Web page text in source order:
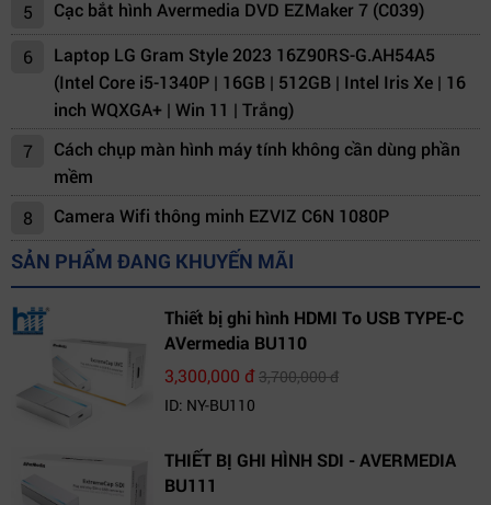
5
Cạc bắt hình Avermedia DVD EZMaker 7 (C039)
6
Laptop LG Gram Style 2023 16Z90RS-G.AH54A5
(Intel Core i5-1340P | 16GB | 512GB | Intel Iris Xe | 16
inch WQXGA+ | Win 11 | Trắng)
7
Cách chụp màn hình máy tính không cần dùng phần
mềm
8
Camera Wifi thông minh EZVIZ C6N 1080P
SẢN PHẨM ĐANG KHUYẾN MÃI
Thiết bị ghi hình HDMI To USB TYPE-C
AVermedia BU110
3,300,000 đ3,700,000 đ
ID: NY-BU110
THIẾT BỊ GHI HÌNH SDI - AVERMEDIA
BU111